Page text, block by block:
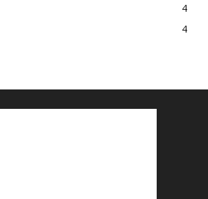
4
4